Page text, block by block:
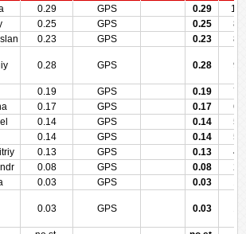
0.29 GPS 0.29
0.25 GPS 0.25
0.23 GPS 0.23
0.28 GPS 0.28
0.19 GPS 0.19
0.17 GPS 0.17
0.14 GPS 0.14
0.14 GPS 0.14
0.13 GPS 0.13
0.08 GPS 0.08
0.03 GPS 0.03
0.03 GPS 0.03